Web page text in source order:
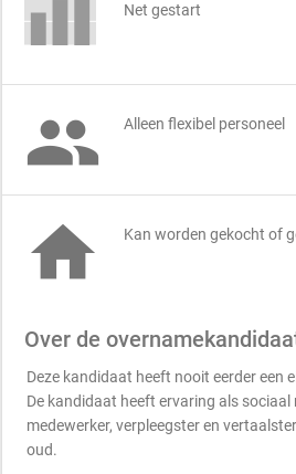
Net gestart
 Alleen flexibel personeel
 Kan worden gekocht of
Over de
Deze kandidaat heeft nooit eerder een
De kandidaat heeft ervaring als
medewerker, verpleegster en
oud.